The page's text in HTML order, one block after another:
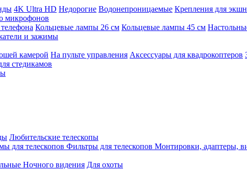
4K Ultra HD Недорогие Водонепроницаемые Крепления для
микрофонов
Кольцевые лампы 26 см Кольцевые лампы 45 см
и зажимы
камерой На пульте управления Аксессуары для квадрокоптеров
стедикамов
Любительские телескопы
для телескопов Фильтры для телескопов Монтировки, адаптеры,
Ночного видения Для охоты